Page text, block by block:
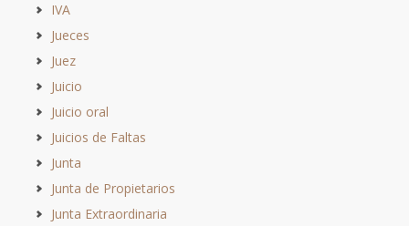
IVA
Jueces
Juez
Juicio
Juicio oral
Juicios de Faltas
Junta
Junta de Propietarios
Junta Extraordinaria